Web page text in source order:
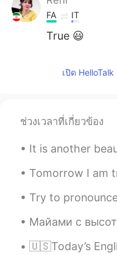
FA IT
True 😃
เปิด
ช่วงเวลาที่เกี่ยวข้อง
It is another beautiful morning here.
Tomorrow I am traveling from
Try to pronounce this one. Do you
Майами с высоты птичьего полёта
🇺🇸Today’s English Expression 🎥 Visit